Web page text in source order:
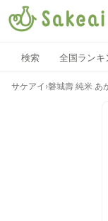
検索 全国ランキ
サケアイ ›磐城壽 純米 あ